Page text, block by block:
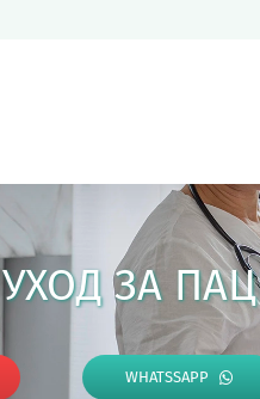
УХОД ЗА
WHATSSAPP